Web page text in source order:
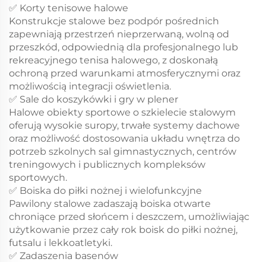
✅ Korty tenisowe halowe
Konstrukcje stalowe bez podpór pośrednich
zapewniają przestrzeń nieprzerwaną, wolną od
przeszkód, odpowiednią dla profesjonalnego lub
rekreacyjnego tenisa halowego, z doskonałą
ochroną przed warunkami atmosferycznymi oraz
możliwością integracji oświetlenia.
✅ Sale do koszykówki i gry w plener
Halowe obiekty sportowe o szkielecie stalowym
oferują wysokie suropy, trwałe systemy dachowe
oraz możliwość dostosowania układu wnętrza do
potrzeb szkolnych sal gimnastycznych, centrów
treningowych i publicznych kompleksów
sportowych.
✅ Boiska do piłki nożnej i wielofunkcyjne
Pawilony stalowe zadaszają boiska otwarte
chroniące przed słońcem i deszczem, umożliwiając
użytkowanie przez cały rok boisk do piłki nożnej,
futsalu i lekkoatletyki.
✅ Zadaszenia basenów